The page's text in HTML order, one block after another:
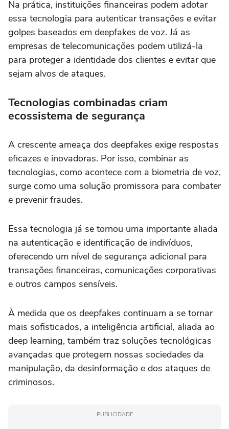
Na prática, instituições financeiras podem adotar
essa tecnologia para autenticar transações e evitar
golpes baseados em deepfakes de voz. Já as
empresas de telecomunicações podem utilizá-la
para proteger a identidade dos clientes e evitar que
sejam alvos de ataques.
Tecnologias combinadas criam
ecossistema de segurança
A crescente ameaça dos deepfakes exige respostas
eficazes e inovadoras. Por isso, combinar as
tecnologias, como acontece com a biometria de voz,
surge como uma solução promissora para combater
e prevenir fraudes.
Essa tecnologia já se tornou uma importante aliada
na autenticação e identificação de indivíduos,
oferecendo um nível de segurança adicional para
transações financeiras, comunicações corporativas
e outros campos sensíveis.
À medida que os deepfakes continuam a se tornar
mais sofisticados, a inteligência artificial, aliada ao
deep learning, também traz soluções tecnológicas
avançadas que protegem nossas sociedades da
manipulação, da desinformação e dos ataques de
criminosos.
PUBLICIDADE